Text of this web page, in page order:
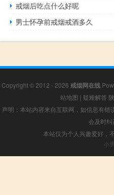
戒烟后吃点什么好呢
男士怀孕前戒烟戒酒多久
Copyright © 2012 - 2026 戒烟网在线
站地图 | 疑难解答
声明：本站内容来自互联网，如信息有
会及时
本站仅为个人兴趣爱好，
小